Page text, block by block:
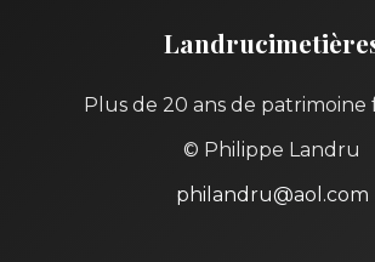
Plus de 20 ans de patrimoine
© Philippe Landru
philandru@aol.com